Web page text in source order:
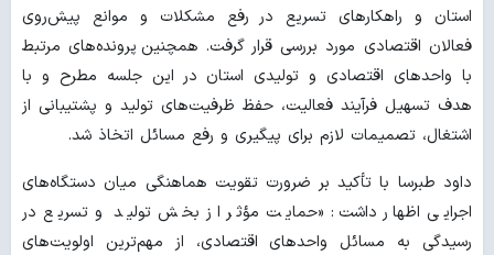
استان و راهکارهای تسریع در رفع مشکلات و موانع پیش‌روی
فعالان اقتصادی مورد بررسی قرار گرفت. همچنین پرونده‌های مرتبط
با واحدهای اقتصادی و تولیدی استان در این جلسه مطرح و با
هدف تسهیل فرآیند فعالیت، حفظ ظرفیت‌های تولید و پشتیبانی از
اشتغال، تصمیمات لازم برای پیگیری و رفع مسائل اتخاذ شد.
داود طبرسا با تأکید بر ضرورت تقویت هماهنگی میان دستگاه‌های
اجرایی اظهار داشت: «حمایت مؤثر از بخش تولید و تسریع در
رسیدگی به مسائل واحدهای اقتصادی، از مهم‌ترین اولویت‌های